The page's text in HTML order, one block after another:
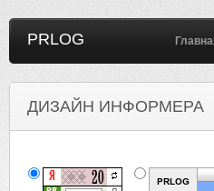
PRLOG
ДИЗАЙН ИНФОРМЕРА